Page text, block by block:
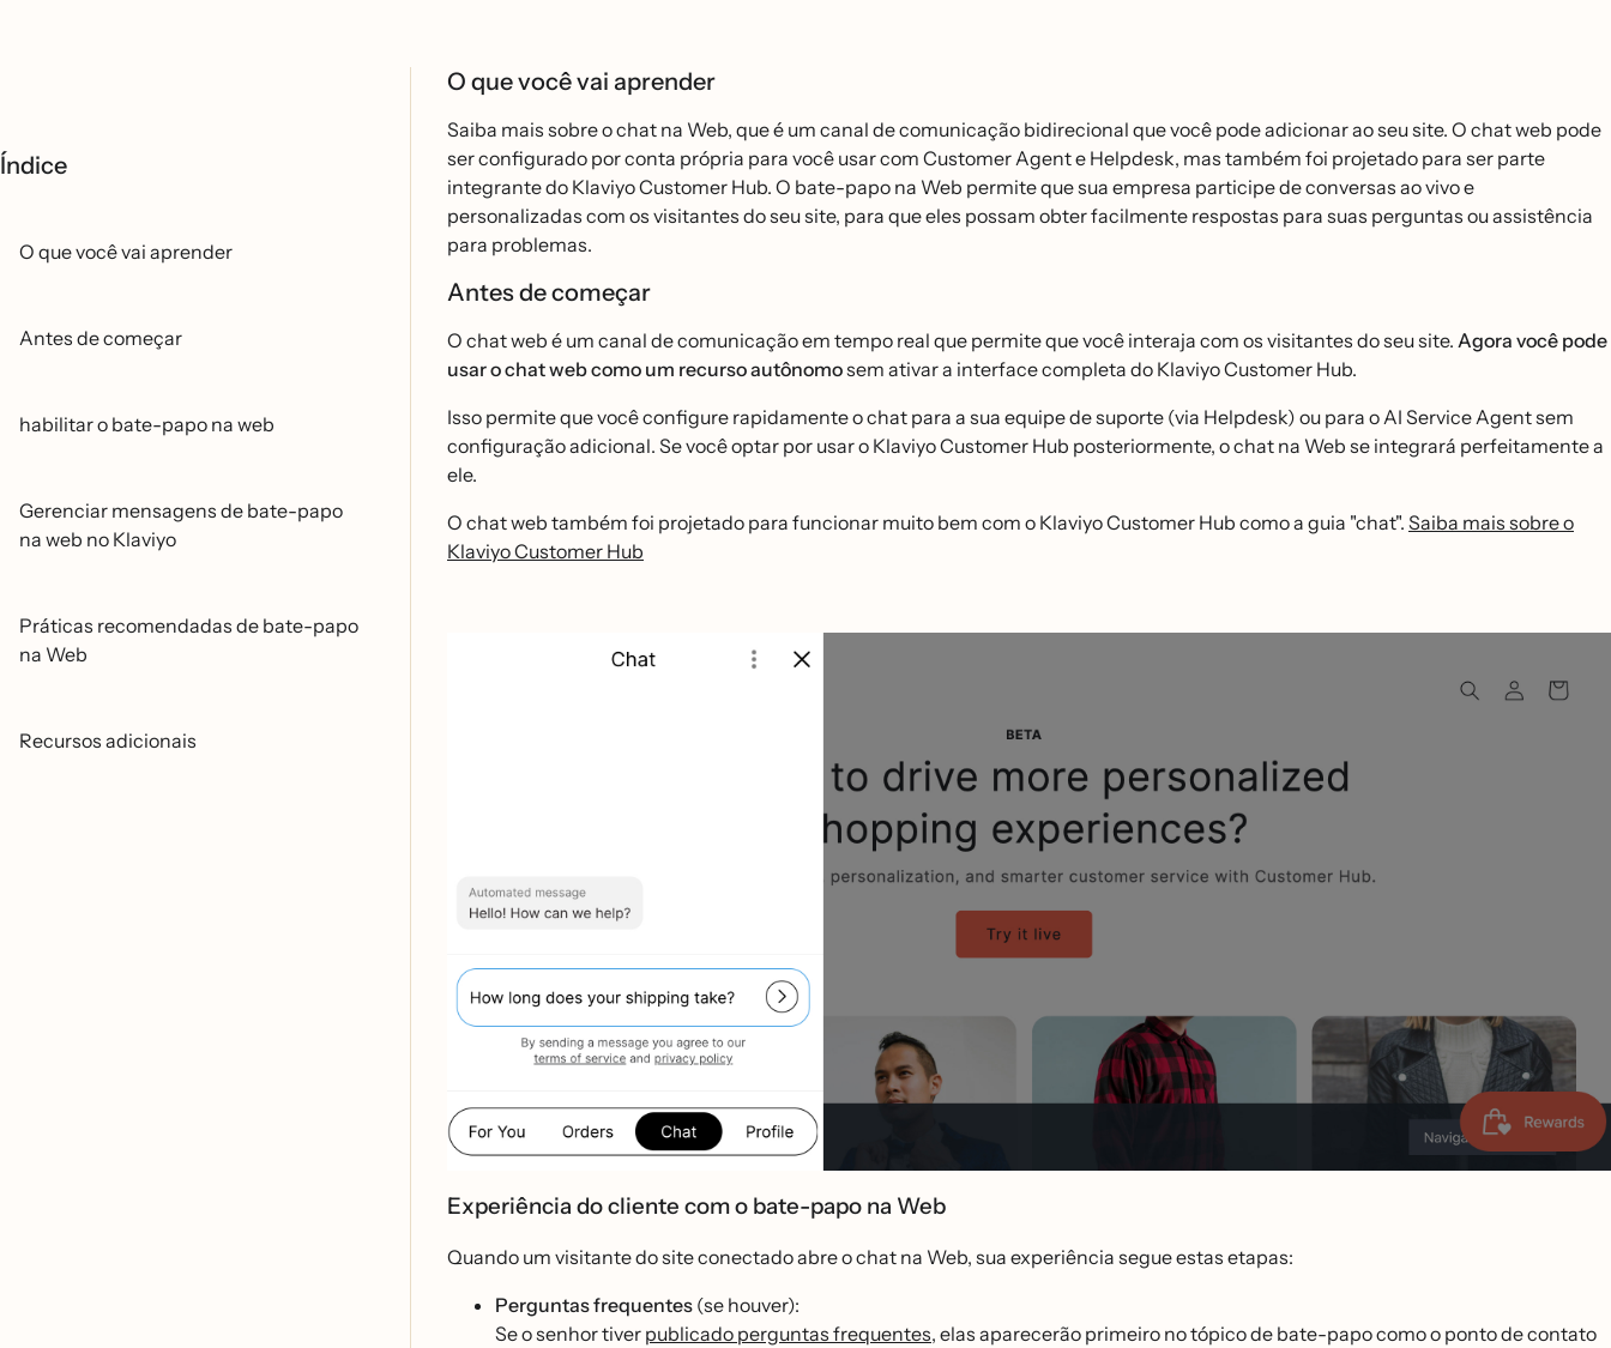
Índice
O que você vai aprender
Antes de começar
habilitar o bate-papo na web
Gerenciar mensagens de bate-papo
na web no Klaviyo
Práticas recomendadas de bate-papo
na Web
Recursos adicionais
O que você vai aprender
Saiba mais sobre o chat na Web, que é um canal de comunicação bidirecional que você pode adicionar ao seu site. O chat web pode
ser configurado por conta própria para você usar com Customer Agent e Helpdesk, mas também foi projetado para ser parte
integrante do Klaviyo Customer Hub. O bate-papo na Web permite que sua empresa participe de conversas ao vivo e
personalizadas com os visitantes do seu site, para que eles possam obter facilmente respostas para suas perguntas ou assistência
para problemas.
Antes de começar
O chat web é um canal de comunicação em tempo real que permite que você interaja com os visitantes do seu site. Agora você pode
usar o chat web como um recurso autônomosem ativar a interface completa do Klaviyo Customer Hub.
Isso permite que você configure rapidamente o chat para a sua equipe de suporte (via Helpdesk) ou para o AI Service Agent sem
configuração adicional. Se você optar por usar o Klaviyo Customer Hub posteriormente, o chat na Web se integrará perfeitamente a
ele.
O chat web também foi projetado para funcionar muito bem com o Klaviyo Customer Hub como a guia "chat". Saiba mais sobre o
Klaviyo Customer Hub
Experiência do cliente com o bate-papo na Web
Quando um visitante do site conectado abre o chat na Web, sua experiência segue estas etapas:
Perguntas frequentes (se houver):
Se o senhor tiver publicado perguntas frequentes, elas aparecerão primeiro no tópico de bate-papo como o ponto de contato